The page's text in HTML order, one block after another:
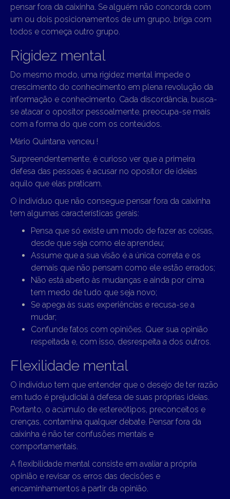
pensar fora da caixinha. Se alguém não concorda com
um ou dois posicionamentos de um grupo, briga com
todos e começa outro grupo.
Rigidez mental
Do mesmo modo, uma rigidez mental impede o
crescimento do conhecimento em plena revolução da
informação e conhecimento. Cada discordância, busca-
se atacar o opositor pessoalmente, preocupa-se mais
com a forma do que com os conteúdos.
Mário Quintana venceu !
Surpreendentemente, é curioso ver que a primeira
defesa das pessoas é acusar no opositor de ideias
aquilo que elas praticam.
O indivíduo que não consegue pensar fora da caixinha
tem algumas características gerais:
Pensa que só existe um modo de fazer as coisas,
desde que seja como ele aprendeu;
Assume que a sua visão é a única correta e os
demais que não pensam como ele estão errados;
Não está aberto às mudanças e ainda por cima
tem medo de tudo que seja novo;
Se apega às suas experiências e recusa-se a
mudar;
Confunde fatos com opiniões. Quer sua opinião
respeitada e, com isso, desrespeita a dos outros.
Flexilidade mental
O indivíduo tem que entender que o desejo de ter razão
em tudo é prejudicial à defesa de suas próprias ideias.
Portanto, o acúmulo de estereótipos, preconceitos e
crenças, contamina qualquer debate. Pensar fora da
caixinha é não ter confusões mentais e
comportamentais.
A flexibilidade mental consiste em avaliar a própria
opinião e revisar os erros das decisões e
encaminhamentos a partir da opinião.